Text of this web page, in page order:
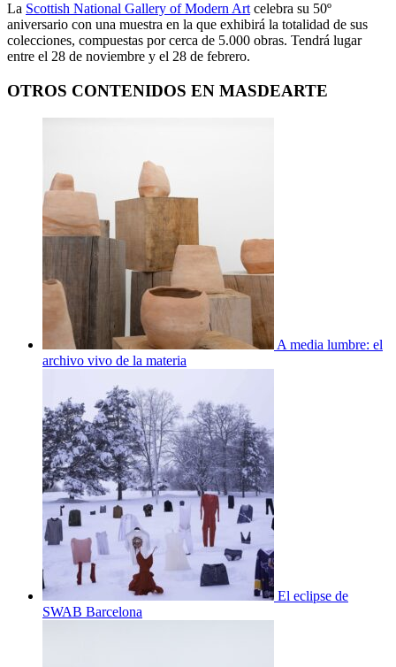
La Scottish National Gallery of Modern Artcelebra su 50º
aniversario con una muestra en la que exhibirá la totalidad de sus
colecciones, compuestas por cerca de 5.000 obras. Tendrá lugar
entre el 28 de noviembre y el 28 de febrero.
OTROS CONTENIDOS EN MASDEARTE
A media lumbre: el
archivo vivo de la materia
El eclipse de
SWAB Barcelona